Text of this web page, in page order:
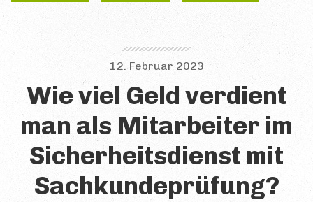
12. Februar 2023
Wie viel Geld verdient
man als Mitarbeiter im
Sicherheitsdienst mit
Sachkundeprüfung?